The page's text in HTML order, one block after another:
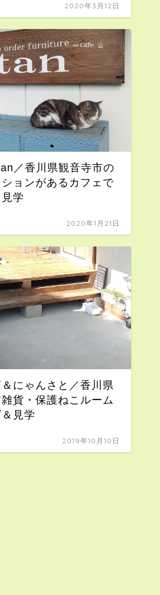
2020年3月12日
／香川県観音寺市の
ョンがあるカフェで
学
2020年1月21日
にゃんさと／香川県
貨・保護ねこルーム
見学
2019年10月10日